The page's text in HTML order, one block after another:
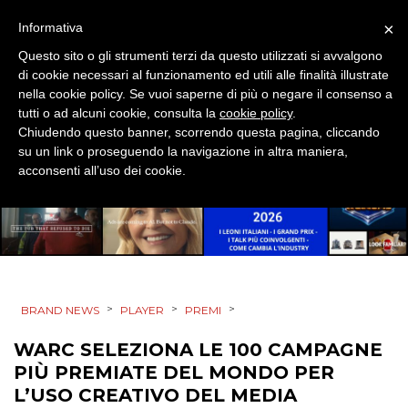
STRATEGIE
CINEMA
DIGITALE
ESTERNA
BRAND NEWS > PLAYER > PREMI >
WARC SELEZIONA LE 100 CAMPAGNE
PIÙ PREMIATE DEL MONDO PER
L’USO CREATIVO DEL MEDIA
×
Informativa
Questo sito o gli strumenti terzi da questo utilizzati si avvalgono
di cookie necessari al funzionamento ed utili alle finalità illustrate
nella cookie policy. Se vuoi saperne di più o negare il consenso a
tutti o ad alcuni cookie, consulta la cookie policy.
Chiudendo questo banner, scorrendo questa pagina, cliccando
su un link o proseguendo la navigazione in altra maniera,
acconsenti all’uso dei cookie.